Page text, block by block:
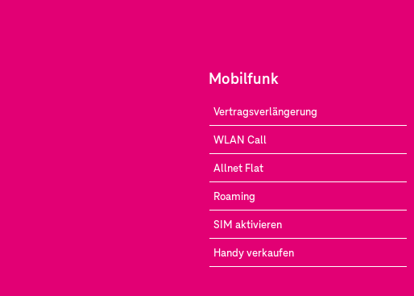
Mobilfunk
Vertragsverlängerung
WLAN Call
Allnet Flat
Roaming
SIM aktivieren
Handy verkaufen